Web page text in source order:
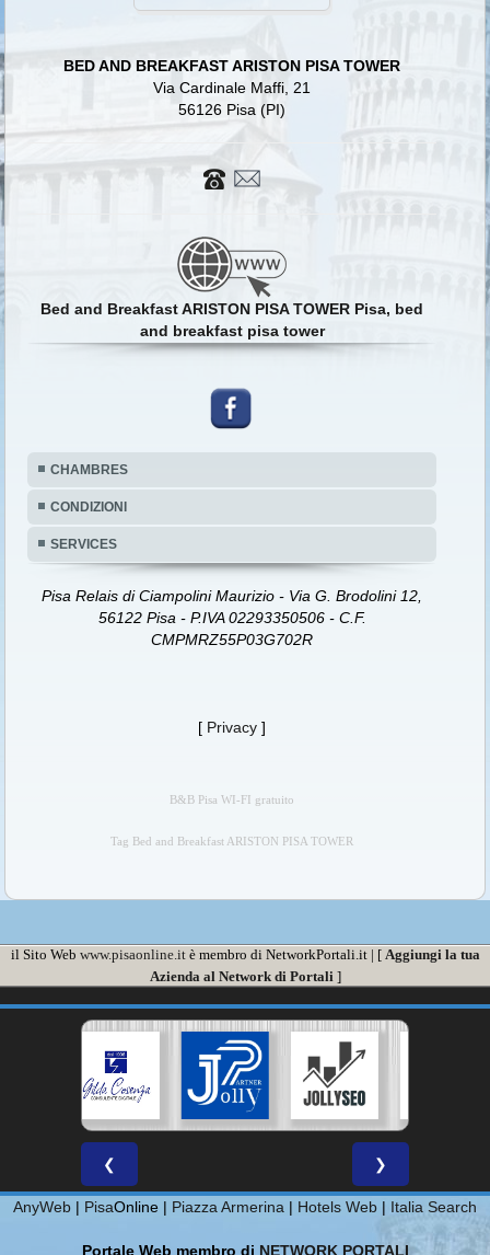
BED AND BREAKFAST ARISTON PISA TOWER
Via Cardinale Maffi, 21
56126 Pisa (PI)
Bed and Breakfast ARISTON PISA TOWER Pisa, bed
and breakfast pisa tower
CHAMBRES
CONDIZIONI
SERVICES
Pisa Relais di Ciampolini Maurizio - Via G. Brodolini 12,
56122 Pisa - P.IVA 02293350506 - C.F.
CMPMRZ55P03G702R
[ Privacy ]
B&B Pisa WI-FI gratuito
Tag Bed and Breakfast ARISTON PISA TOWER
il Sito Web www.pisaonline.itè membro di NetworkPortali.it | [ Aggiungi la tua
Azienda al Network di Portali]
❮ ❯
AnyWeb | PisaOnline | Piazza Armerina | Hotels Web | Italia Search
Portale Web membro di NETWORK PORTALI